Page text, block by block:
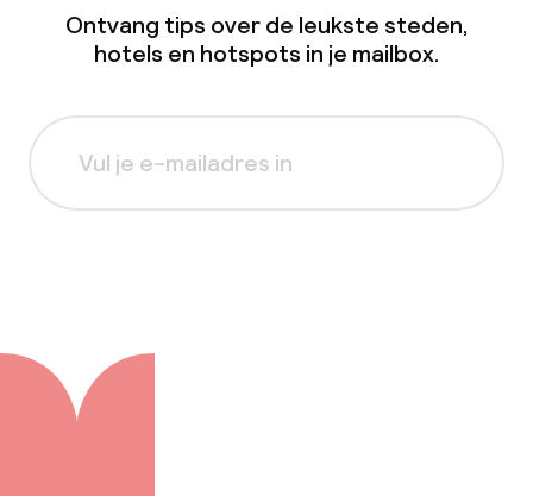
Ontvang tips over de leukste steden,
hotels en hotspots in je mailbox.